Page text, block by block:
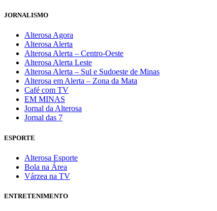
JORNALISMO
Alterosa Agora
Alterosa Alerta
Alterosa Alerta – Centro-Oeste
Alterosa Alerta Leste
Alterosa Alerta – Sul e Sudoeste de Minas
Alterosa em Alerta – Zona da Mata
Café com TV
EM MINAS
Jornal da Alterosa
Jornal das 7
ESPORTE
Alterosa Esporte
Bola na Área
Várzea na TV
ENTRETENIMENTO